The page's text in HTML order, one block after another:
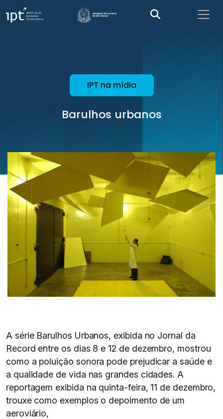
IPT na mídia
Barulhos urbanos
A série Barulhos Urbanos, exibida no Jornal da
Record entre os dias 8 e 12 de dezembro, mostrou
como a poluição sonora pode prejudicar a saúde e
a qualidade de vida nas grandes cidades. A
reportagem exibida na quinta-feira, 11 de dezembro,
trouxe como exemplos o depoimento de um
aeroviário,